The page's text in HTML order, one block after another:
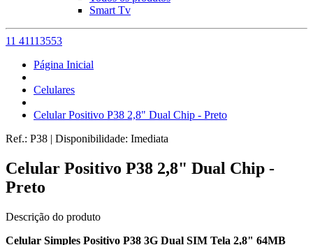
Smart Tv
11 41113553
Página Inicial
Celulares
Celular Positivo P38 2,8" Dual Chip - Preto
Ref.: P38 | Disponibilidade: Imediata
Celular Positivo P38 2,8" Dual Chip -
Preto
Descrição do produto
Celular Simples Positivo P38 3G Dual SIM Tela 2,8" 64MB